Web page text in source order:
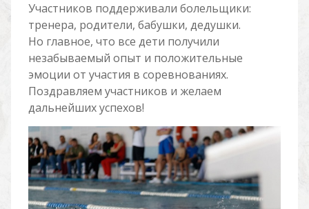
Участников поддерживали болельщики:
тренера, родители, бабушки, дедушки.
Но главное, что все дети получили
незабываемый опыт и положительные
эмоции от участия в соревнованиях.
Поздравляем участников и желаем
дальнейших успехов!